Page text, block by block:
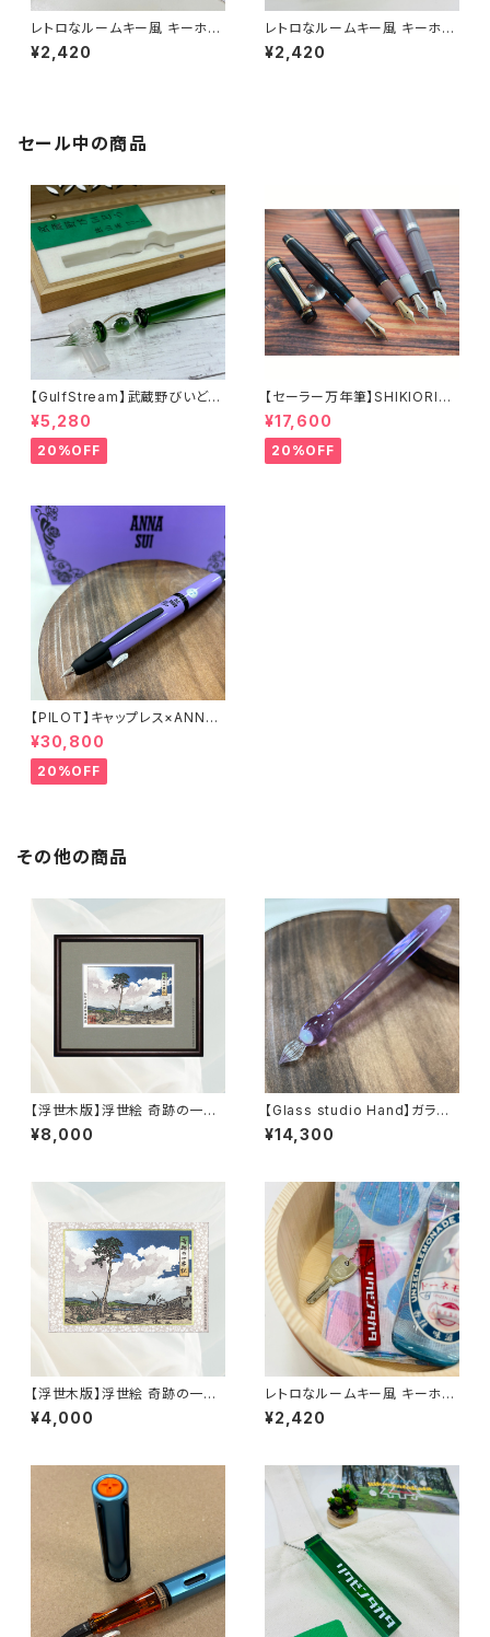
レトロなルームキー風 キーホル
ダー（ピンク）
¥2,420
レトロなルームキー風 キーホル
ダー（イエロー）
¥2,420
セール中の商品
【GulfStream】武蔵野びいどろ
ガラスペン（狭山茶グリーン）
¥5,280
20%OFF
【セーラー万年筆】SHIKIORIー
四季織ー 山水（中細）
¥17,600
20%OFF
【PILOT】キャップレス×ANNAS
UI万年筆
¥30,800
20%OFF
その他の商品
【浮世木版】浮世絵 奇跡の一本
松（小型版）27cm×22cm
¥8,000
【Glass studio Hand】ガラス
ペン 霞（パープル）
¥14,300
【浮世木版】浮世絵 奇跡の一本
松（紙フレーム版）16.5cm×11.5
cm
¥4,000
レトロなルームキー風 キーホル
ダー（レッド）
¥2,420